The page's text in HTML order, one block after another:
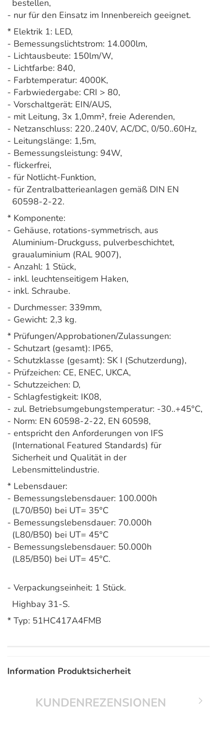
bestellen,
- nur für den Einsatz im Innenbereich geeignet.
* Elektrik 1: LED,
- Bemessungslichtstrom: 14.000lm,
- Lichtausbeute: 150lm/W,
- Lichtfarbe: 840,
- Farbtemperatur: 4000K,
- Farbwiedergabe: CRI > 80,
- Vorschaltgerät: EIN/AUS,
- mit Leitung, 3x 1,0mm², freie Aderenden,
- Netzanschluss: 220..240V, AC/DC, 0/50..60Hz,
- Leitungslänge: 1,5m,
- Bemessungsleistung: 94W,
- flickerfrei,
- für Notlicht-Funktion,
- für Zentralbatterieanlagen gemäß DIN EN
60598-2-22.
* Komponente:
- Gehäuse, rotations-symmetrisch, aus
Aluminium-Druckguss, pulverbeschichtet,
graualuminium (RAL 9007),
- Anzahl: 1 Stück,
- inkl. leuchtenseitigem Haken,
- inkl. Schraube.
- Durchmesser: 339mm,
- Gewicht: 2,3 kg.
* Prüfungen/Approbationen/Zulassungen:
- Schutzart (gesamt): IP65,
- Schutzklasse (gesamt): SK I (Schutzerdung),
- Prüfzeichen: CE, ENEC, UKCA,
- Schutzzeichen: D,
- Schlagfestigkeit: IK08,
- zul. Betriebsumgebungstemperatur: -30..+45°C,
- Norm: EN 60598-2-22, EN 60598,
- entspricht den Anforderungen von IFS
(International Featured Standards) für
Sicherheit und Qualität in der
Lebensmittelindustrie.
* Lebensdauer:
- Bemessungslebensdauer: 100.000h
(L70/B50) bei UT= 35°C
- Bemessungslebensdauer: 70.000h
(L80/B50) bei UT= 45°C
- Bemessungslebensdauer: 50.000h
(L85/B50) bei UT= 45°C.
- Verpackungseinheit: 1 Stück.
Highbay 31-S.
* Typ: 51HC417A4FMB
Information Produktsicherheit
KUNDENREZENSIONEN